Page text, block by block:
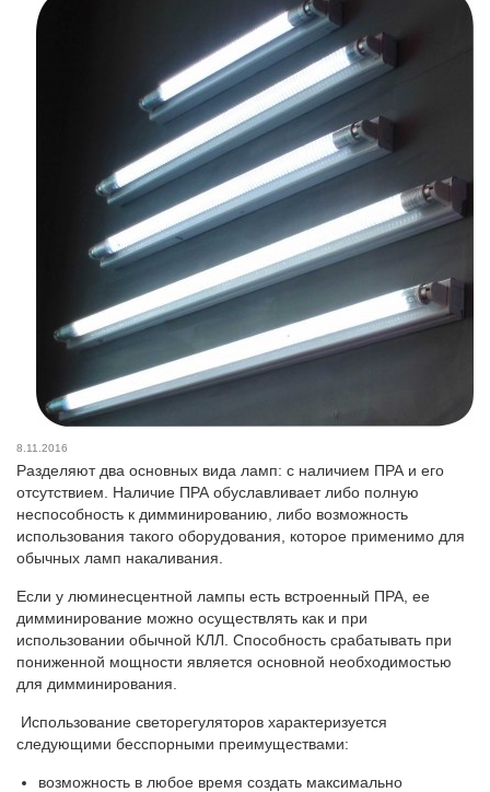
8.11.2016
Разделяют два основных вида ламп: с наличием ПРА и его
отсутствием. Наличие ПРА обуславливает либо полную
неспособность к димминированию, либо возможность
использования такого оборудования, которое применимо для
обычных ламп накаливания.
Если у люминесцентной лампы есть встроенный ПРА, ее
димминирование можно осуществлять как и при
использовании обычной КЛЛ. Способность срабатывать при
пониженной мощности является основной необходимостью
для димминирования.
Использование светорегуляторов характеризуется
следующими бесспорными преимуществами:
возможность в любое время создать максимально